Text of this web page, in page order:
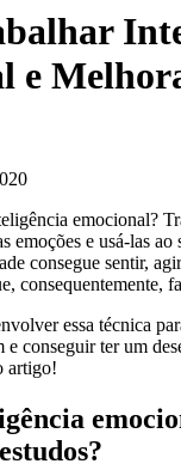
e
emocional?
emoções e usá-las ao
consegue sentir,
consequentemente,
essa técnica
e conseguir ter um
artigo!